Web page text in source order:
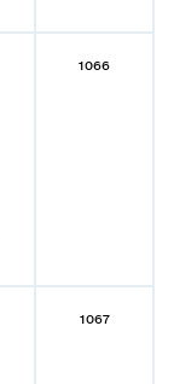
1066
1067